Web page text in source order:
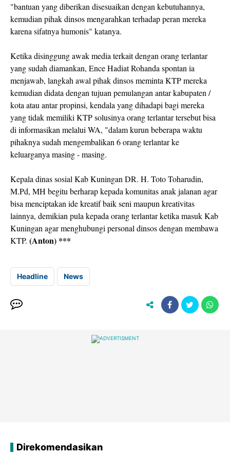
"bantuan yang diberikan disesuaikan dengan kebutuhannya,
kemudian pihak dinsos mengarahkan terhadap peran mereka
karena sifatnya humonis" katanya.
Ketika disinggung awak media terkait dengan orang terlantar
yang sudah diamankan, Ence Hadiat Rohanda spontan ia
menjawab, langkah awal pihak dinsos meminta KTP mereka
kemudian didata dengan tujuan pemulangan antar kabupaten /
kota atau antar propinsi, kendala yang dihadapi bagi mereka
yang tidak memiliki KTP solusinya orang terlantar tersebut bisa
di informasikan melalui WA, "dalam kurun beberapa waktu
pihaknya sudah mengembalikan 6 orang terlantar ke
keluarganya masing - masing.
Kepala dinas sosial Kab Kuningan DR. H. Toto Toharudin,
M.Pd, MH begitu berharap kepada komunitas anak jalanan agar
bisa menciptakan ide kreatif baik seni maupun kreativitas
lainnya, demikian pula kepada orang terlantar ketika masuk Kab
Kuningan agar menghubungi personal dinsos dengan membawa
KTP. (Anton) ***
Headline News
Direkomendasikan